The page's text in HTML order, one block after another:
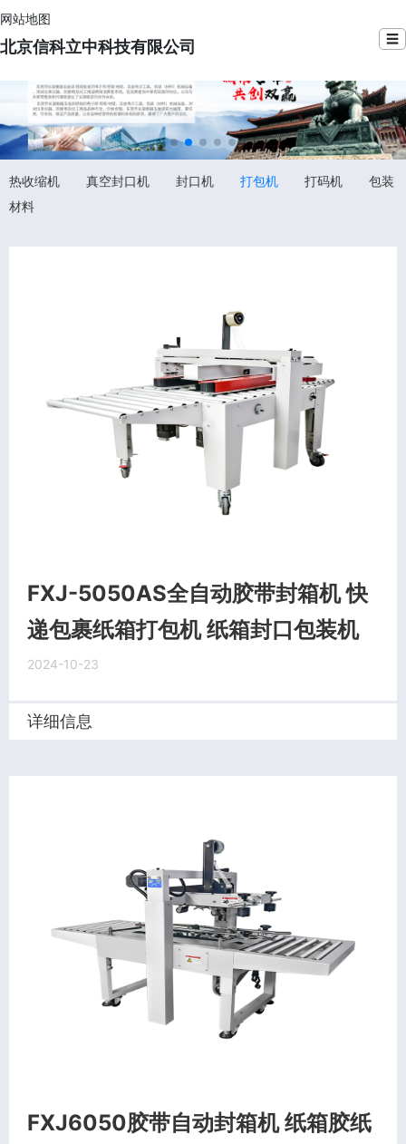
网站地图
北京信科立中科技有限公司 ☰
热收缩机 真空封口机 封口机 打包机 打码机
包装
材料
FXJ-5050AS全自动胶带封箱机 快
递包裹纸箱打包机 纸箱封口包装机
2024-10-23
详细信息
FXJ6050胶带自动封箱机 纸箱胶纸